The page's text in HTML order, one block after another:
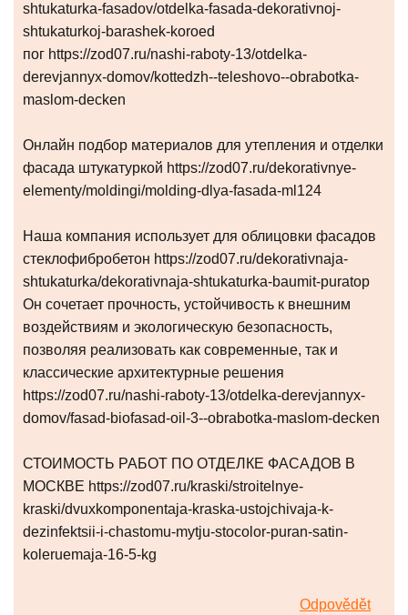
shtukaturka-fasadov/otdelka-fasada-dekorativnoj-
shtukaturkoj-barashek-koroed
пог https://zod07.ru/nashi-raboty-13/otdelka-
derevjannyx-domov/kottedzh--teleshovo--obrabotka-
maslom-decken
Онлайн подбор материалов для утепления и отделки
фасада штукатуркой https://zod07.ru/dekorativnye-
elementy/moldingi/molding-dlya-fasada-ml124
Наша компания использует для облицовки фасадов
стеклофибробетон https://zod07.ru/dekorativnaja-
shtukaturka/dekorativnaja-shtukaturka-baumit-puratop
Он сочетает прочность, устойчивость к внешним
воздействиям и экологическую безопасность,
позволяя реализовать как современные, так и
классические архитектурные решения
https://zod07.ru/nashi-raboty-13/otdelka-derevjannyx-
domov/fasad-biofasad-oil-3--obrabotka-maslom-decken
СТОИМОСТЬ РАБОТ ПО ОТДЕЛКЕ ФАСАДОВ В
МОСКВЕ https://zod07.ru/kraski/stroitelnye-
kraski/dvuxkomponentaja-kraska-ustojchivaja-k-
dezinfektsii-i-chastomu-mytju-stocolor-puran-satin-
koleruemaja-16-5-kg
Odpovědět